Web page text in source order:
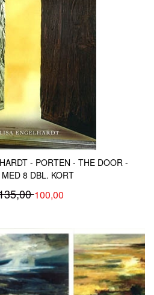
- PORTEN - THE DOOR -
8 DBL. KORT
100,00